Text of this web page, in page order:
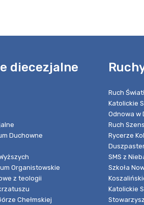
diecezjalne
Duchowne
Organistowskie
z teologii
Chełmskiej
Ruch
Katolickie
Odnowa w
Ruch
Rycerze
SMS z
Szkoła
Katolickie